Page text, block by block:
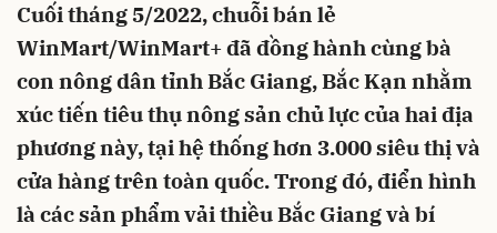
Cuối tháng 5/2022, chuỗi bán lẻ
WinMart/WinMart+ đã đồng hành cùng bà
con nông dân tỉnh Bắc Giang, Bắc Kạn nhằm
xúc tiến tiêu thụ nông sản chủ lực của hai địa
phương này, tại hệ thống hơn 3.000 siêu thị và
cửa hàng trên toàn quốc. Trong đó, điển hình
là các sản phẩm vải thiều Bắc Giang và bí